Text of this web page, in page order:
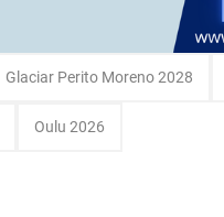
Glaciar Perito Moreno 2028
Oulu 2026